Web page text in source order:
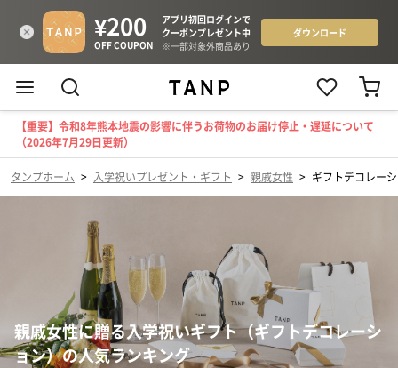
【重要】令和8年熊本地震の影響に伴うお荷物のお届け停止・遅延について
（2026年7月29日更新）
タンプホーム > 入学祝いプレゼント・ギフト > 親戚女性 > ギフトデコレー
親戚女性に贈る入学祝いギフト（ギフトデコレーシ
ョン）の人気ランキング